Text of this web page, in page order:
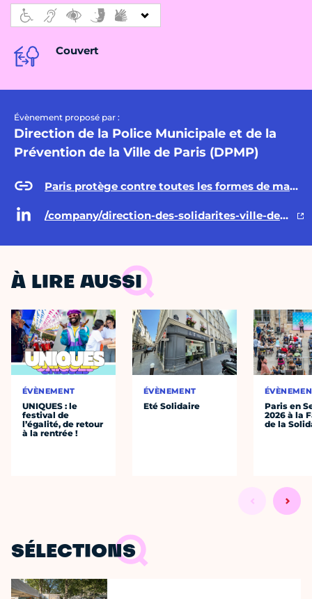
Couvert
Évènement proposé par :
Direction de la Police Municipale et de la
Prévention de la Ville de Paris (DPMP)
Paris protège contre toutes les formes de malveillance, violence et maltraitance
/company/direction-des-solidarites-ville-de-paris/posts/
À LIRE AUSSI
ÉVÈNEMENT
UNIQUES : le
festival de
l’égalité, de retour
à la rentrée !
ÉVÈNEMENT
Eté Solidaire
Paris en
2026 à la
de la
SÉLECTIONS